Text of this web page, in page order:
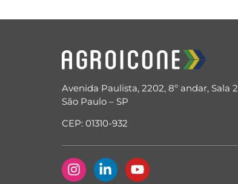
Avenida Paulista, 2202, 8º andar, Sala 2
São Paulo – SP
CEP: 01310-932